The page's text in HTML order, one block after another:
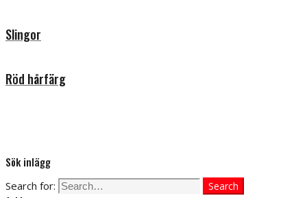
Slingor
Röd hårfärg
Sök inlägg
Search for: Search